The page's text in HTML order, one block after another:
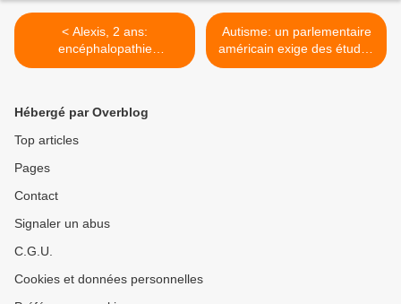
< Alexis, 2 ans:
encéphalopathie
épileptogène après 4
Autisme: un parlementaire
américain exige des études
comparatives entre enfants
Hébergé par Overblog
Top articles
Pages
Contact
Signaler un abus
C.G.U.
Cookies et données personnelles